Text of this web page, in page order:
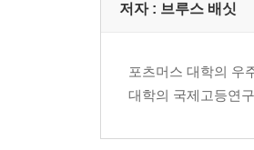
저자 : 브루스 배싯
포츠머스 대학의 우
대학의 국제고등연